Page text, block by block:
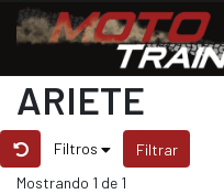
ARIETE
Filtros
Filtrar
Mostrando 1 de 1